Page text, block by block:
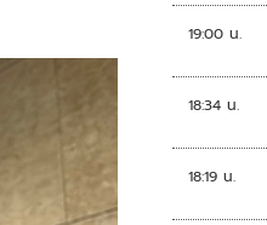
19:00 น.
18:34 น.
18:19 น.